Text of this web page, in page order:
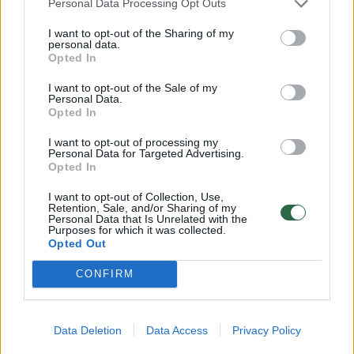
Personal Data Processing Opt Outs
I want to opt-out of the Sharing of my
personal data.
Opted In
I want to opt-out of the Sale of my
Personal Data.
Opted In
I want to opt-out of processing my
Personal Data for Targeted Advertising.
Opted In
I want to opt-out of Collection, Use,
Retention, Sale, and/or Sharing of my
Personal Data that Is Unrelated with the
Purposes for which it was collected.
Opted Out
CONFIRM
Data Deletion Data Access Privacy Policy
00:03:07
D. Grybauskaitė pesimistiškai vertina artėjantį NATO
susitikimą: Ukraina kvietimo negaus
Žinios | Lietuvos diena
00:04:30
D. Grybauskaitė stojo į G. Nausėdos pusę: valdantieji
pademonstravo politinės atsakomybės stoką
Netylant skandalui dėl J. Šiugždinienės, D.
Grybauskaitė prabilo apie politinę degradaciją
Žinios | Lietuvos diena
00:03:18
D. Grybauskaitė džiaugiasi TBT spendimu, tačiau